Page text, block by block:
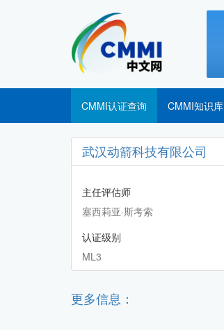
CMMI认证查询 CMMI知识库
武汉动箭科技有限公司
主任评估师
塞西莉亚·斯考索
认证级别
ML3
更多信息：